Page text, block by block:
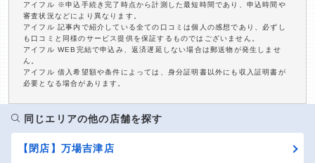
アイフル ※申込手続き完了時点から計測した最短時間であり、申込時間や
審査状況などにより異なります。
アイフル 記事内で紹介している全ての口コミは個人の感想であり、必ずし
も口コミと同様のサービス提供を保証するものではございません。
アイフル WEB完結で申込み、返済遅延しない場合は郵送物が発生しませ
ん。
アイフル 借入希望額や条件によっては、身分証明書以外にも収入証明書が
必要となる場合があります。
同じエリアの他の店舗を探す
【閉店】万場吉津店